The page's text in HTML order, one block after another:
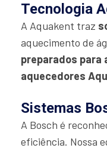
Tecnologia
A Aquakent traz
aquecimento de
preparados para
aquecedores
Sistemas
A Bosch é
eficiência. Nossa